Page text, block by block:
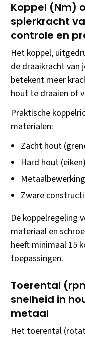
Koppel (Nm)
spierkracht
controle en
Het koppel,
de draaikracht van
betekent meer
hout te draaien of
Praktische
materialen:
Zacht hout
Hard hout
Zware
De koppelregeling
materiaal en
heeft minimaal 15
toepassingen.
Toerental
snelheid in
metaal
Het toerental